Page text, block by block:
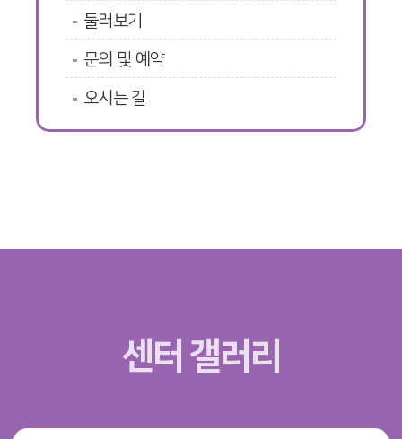
둘러보기
문의 및 예약
오시는 길
센터 갤러리